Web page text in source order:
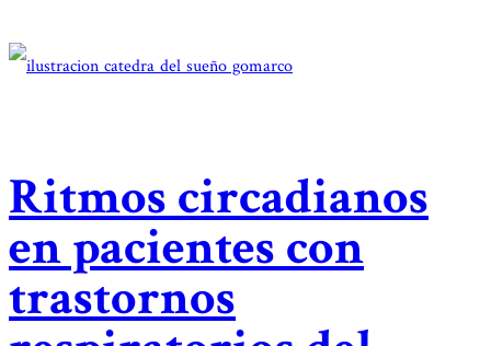
Ritmos circadianos
en pacientes con
trastornos